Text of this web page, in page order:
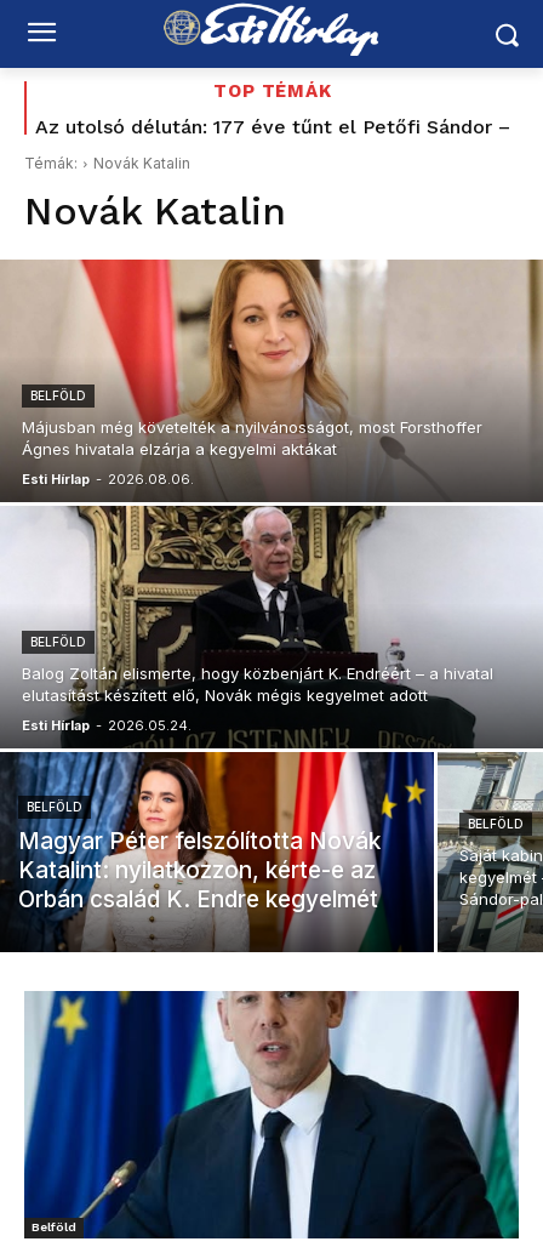
TOP TÉMÁK
Az utolsó délután: 177 éve tűnt el Petőfi Sándor –
és azóta sem tudjuk pontosan, hogyan halt meg
Témák: Novák Katalin
Novák Katalin
BELFÖLD
Májusban még követelték a nyilvánosságot, most Forsthoffer
Ágnes hivatala elzárja a kegyelmi aktákat
Esti Hírlap - 2026.08.06.
BELFÖLD
Balog Zoltán elismerte, hogy közbenjárt K. Endréért – a hivatal
elutasítást készített elő, Novák mégis kegyelmet adott
Esti Hírlap - 2026.05.24.
BELFÖLD
Magyar Péter felszólította Novák
Katalint: nyilatkozzon, kérte-e az
Orbán család K. Endre kegyelmét
BELFÖLD
Saját
kegyelmét
Sándor-
Belföld